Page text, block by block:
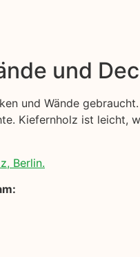
und
und Wände
Kiefernholz ist leicht,
Berlin.